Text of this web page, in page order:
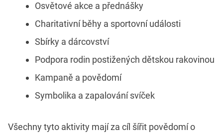
Osvětové akce a přednášky
Charitativní běhy a sportovní události
Sbírky a dárcovství
Podpora rodin postižených dětskou rakovinou
Kampaně a povědomí
Symbolika a zapalování svíček
Všechny tyto aktivity mají za cíl šířit povědomí o